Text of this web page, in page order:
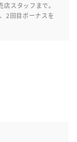
スタッフまで。
2回目ボーナスを